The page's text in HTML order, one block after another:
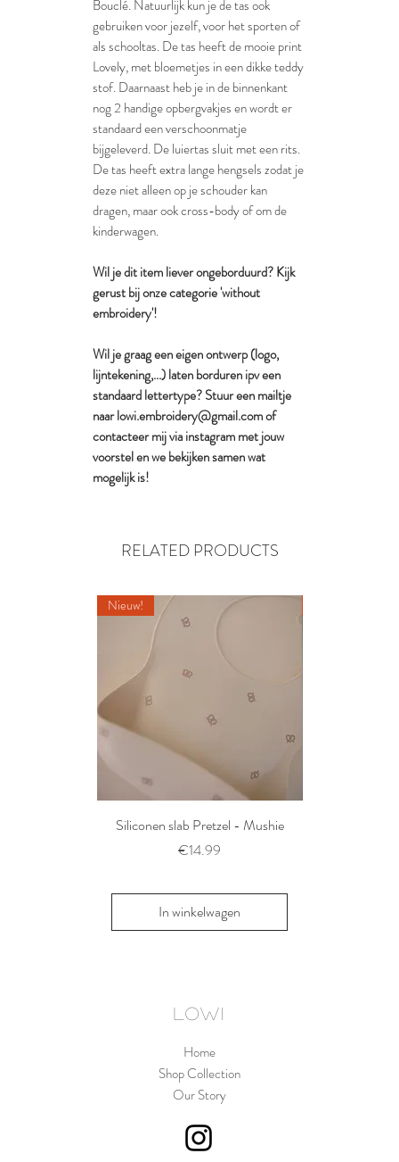
Bouclé. Natuurlijk kun je de tas ook
gebruiken voor jezelf, voor het sporten of
als schooltas. De tas heeft de mooie print
Lovely, met bloemetjes in een dikke teddy
stof. Daarnaast heb je in de binnenkant
nog 2 handige opbergvakjes en wordt er
standaard een verschoonmatje
bijgeleverd. De luiertas sluit met een rits.
De tas heeft extra lange hengsels zodat je
deze niet alleen op je schouder kan
dragen, maar ook cross-body of om de
kinderwagen.
Wil je dit item liever ongeborduurd? Kijk
gerust bij onze categorie 'without
embroidery'!
Wil je graag een eigen ontwerp (logo,
lijntekening,...) laten borduren ipv een
standaard lettertype? Stuur een mailtje
naar lowi.embroidery@gmail.com of
contacteer mij via instagram met jouw
voorstel en we bekijken samen wat
mogelijk is!
RELATED PRODUCTS
Nieuw!
Siliconen slab Pretzel - Mushie
Prijs
€14.99
In winkelwagen
LOWI
Home
Shop Collection
Our Story